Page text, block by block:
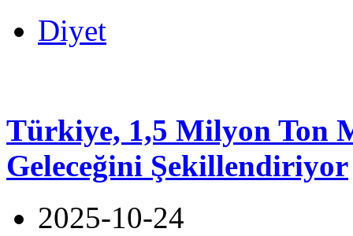
Diyet
Türkiye, 1,5 Milyon Ton
Geleceğini Şekillendiriyor
2025-10-24